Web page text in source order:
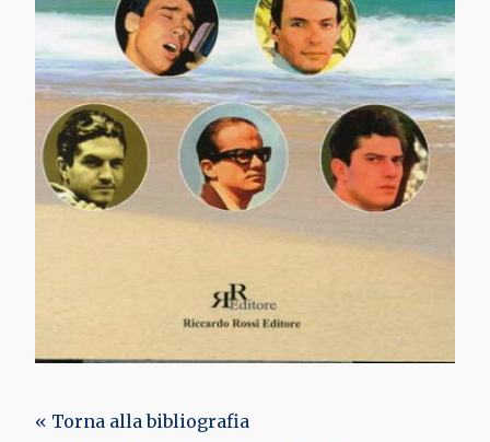
« Torna alla bibliografia